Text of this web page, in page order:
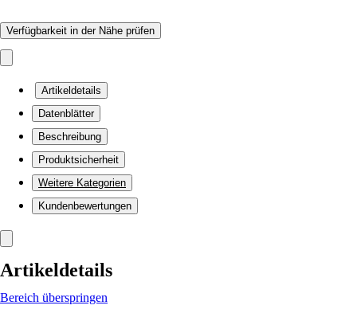
Verfügbarkeit in der Nähe prüfen
Artikeldetails
Datenblätter
Beschreibung
Produktsicherheit
Weitere Kategorien
Kundenbewertungen
Artikeldetails
Bereich überspringen